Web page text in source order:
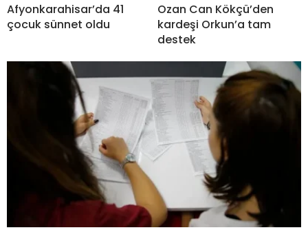
Afyonkarahisar’da 41
çocuk sünnet oldu
Ozan Can Kökçü’den
kardeşi Orkun’a tam
destek